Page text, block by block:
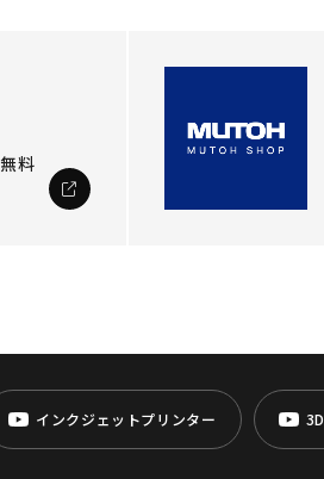
無料
インクジェットプリンター